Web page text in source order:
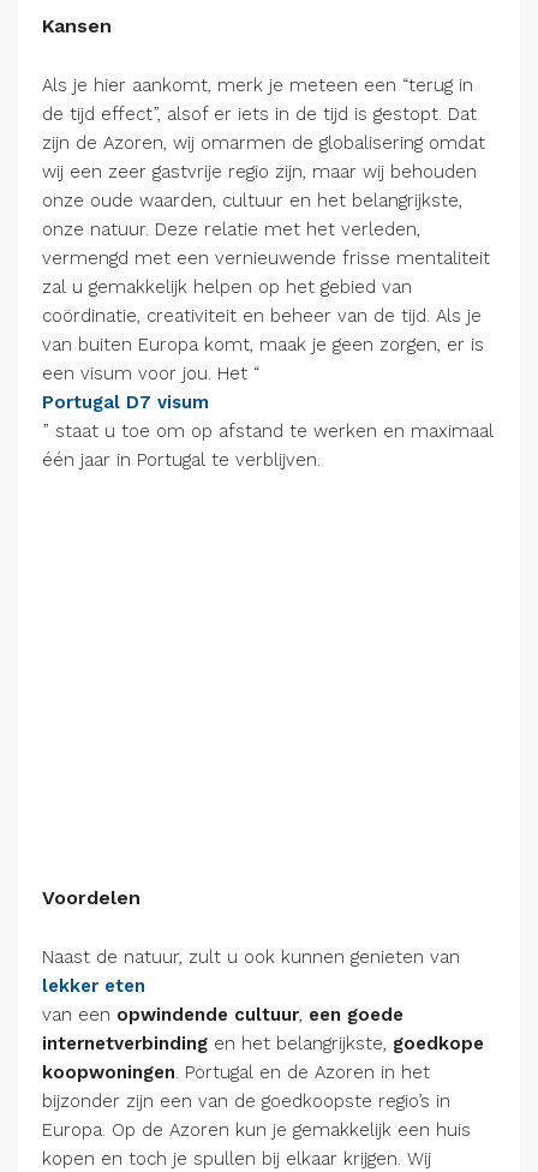
Kansen
Als je hier aankomt, merk je meteen een “terug in
de tijd effect”, alsof er iets in de tijd is gestopt. Dat
zijn de Azoren, wij omarmen de globalisering omdat
wij een zeer gastvrije regio zijn, maar wij behouden
onze oude waarden, cultuur en het belangrijkste,
onze natuur. Deze relatie met het verleden,
vermengd met een vernieuwende frisse mentaliteit
zal u gemakkelijk helpen op het gebied van
coördinatie, creativiteit en beheer van de tijd. Als je
van buiten Europa komt, maak je geen zorgen, er is
een visum voor jou. Het “
Portugal D7 visum
” staat u toe om op afstand te werken en maximaal
één jaar in Portugal te verblijven.
Voordelen
Naast de natuur, zult u ook kunnen genieten van
lekker eten
van een opwindende cultuur, een goede
internetverbinding en het belangrijkste, goedkope
koopwoningen. Portugal en de Azoren in het
bijzonder zijn een van de goedkoopste regio’s in
Europa. Op de Azoren kun je gemakkelijk een huis
kopen en toch je spullen bij elkaar krijgen. Wij